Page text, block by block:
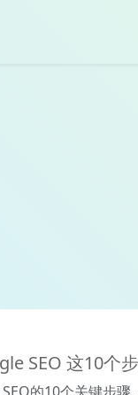
SEO 这10个